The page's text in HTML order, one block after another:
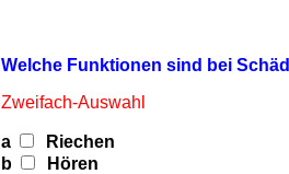
Welche Funktionen sind bei
Zweifach-Auswahl
a
Riechen
b
Hören